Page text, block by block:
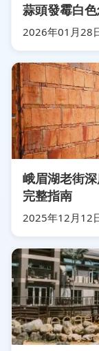
蒜頭發霉白
2026年01月28
峨眉湖老街
完整指南
2025年12月12